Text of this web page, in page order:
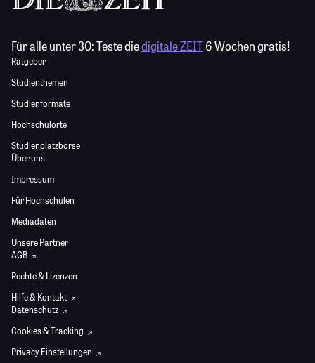
Für alle unter 30:Teste diedigitale ZEIT6 Wochen gratis!
Ratgeber
Studienthemen
Studienformate
Hochschulorte
Studienplatzbörse
Über uns
Impressum
Für Hochschulen
Mediadaten
Unsere Partner
AGB
Rechte & Lizenzen
Hilfe & Kontakt
Datenschutz
Cookies & Tracking
Privacy Einstellungen